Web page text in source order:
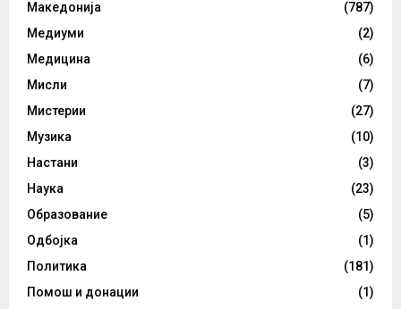
Македонија
(787)
Медиуми
(2)
Медицина
(6)
Мисли
(7)
Мистерии
(27)
Музика
(10)
Настани
(3)
Наука
(23)
Образование
(5)
Одбојка
(1)
Политика
(181)
Помош и донации
(1)